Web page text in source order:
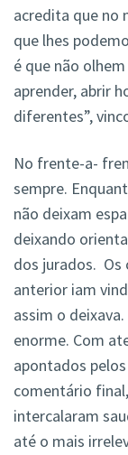
acredita que no
que lhes
é que não
aprender, abrir
diferentes”,
No frente-a-
sempre.
não deixam
deixando
dos jurados. Os
anterior iam
assim o
enorme. Com
apontados
comentário
intercalaram
até o mais